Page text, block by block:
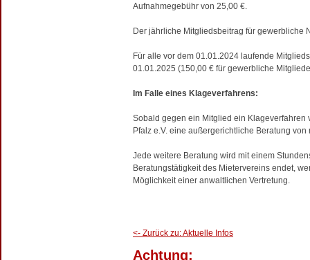
Aufnahmegebühr von 25,00 €.
Der jährliche Mitgliedsbeitrag für gewerbliche
Für alle vor dem 01.01.2024 laufende
01.01.2025 (150,00 € für gewerbliche
Im Falle eines Klageverfahrens:
Sobald gegen ein Mitglied ein Klageverfahren
Pfalz e.V. eine außergerichtliche Beratung von
Jede weitere Beratung wird mit einem
Beratungstätigkeit des Mietervereins endet,
Möglichkeit einer anwaltlichen Vertretung.
<- Zurück zu: Aktuelle Infos
Achtung: